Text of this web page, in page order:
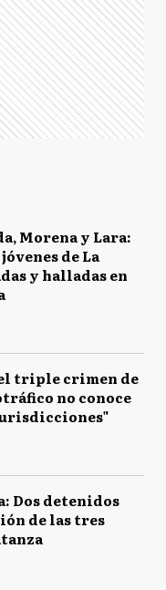
Morena y Lara:
de La
y halladas en
triple crimen de
no conoce
Dos detenidos
de las tres